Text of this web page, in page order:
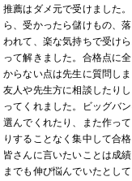
推薦はダメ元で受けました
ら、受かったら儲けもの、
われて、楽な気持ちで受け
って解きました。合格点に
からない点は先生に質問し
友人や先生方に相談したり
ってくれました。ビッグバ
選んでくれたり、また作っ
りすることなく集中して合
皆さんに言いたいことは成
までも伸び悩んでいたとし